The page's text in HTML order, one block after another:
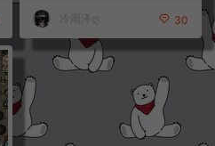
冷雨泽ღ 30